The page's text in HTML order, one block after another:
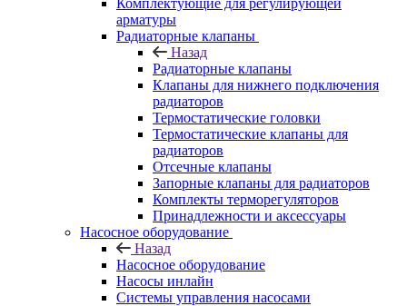
Комплектующие для регулирующей
арматуры
Радиаторные клапаны
Назад
Радиаторные клапаны
Клапаны для нижнего подключения
радиаторов
Термостатические головки
Термостатические клапаны для
радиаторов
Отсечные клапаны
Запорные клапаны для радиаторов
Комплекты терморегуляторов
Принадлежности и аксессуары
Насосное оборудование
Назад
Насосное оборудование
Насосы инлайн
Системы управления насосами